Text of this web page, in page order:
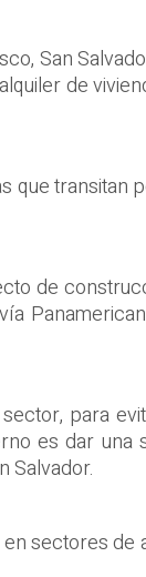
San
de
que transitan
de
para
es dar una
Salvador.
sectores